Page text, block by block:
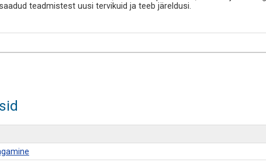
teadmistest uusi tervikuid ja teeb järeldusi.